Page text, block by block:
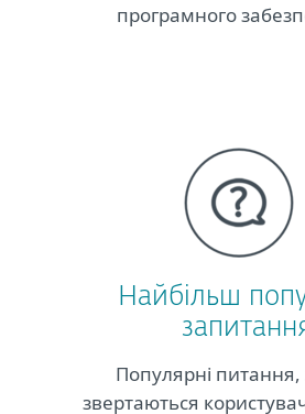
програмного
Найбільш
Популярні
звертаються